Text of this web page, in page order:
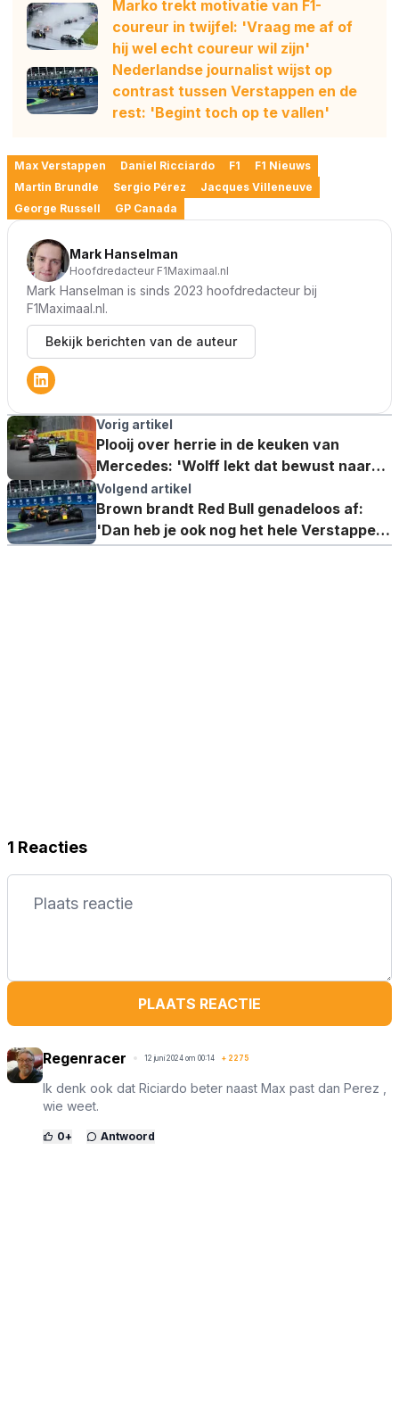
Marko trekt motivatie van F1-
coureur in twijfel: 'Vraag me af of
hij wel echt coureur wil zijn'
Nederlandse journalist wijst op
contrast tussen Verstappen en de
rest: 'Begint toch op te vallen'
Max Verstappen Daniel Ricciardo F1
F1 Nieuws
Martin Brundle
Sergio Pérez
Jacques Villeneuve
George Russell
GP Canada
Mark Hanselman
Hoofdredacteur F1Maximaal.nl
Mark Hanselman is sinds 2023 hoofdredacteur bij
F1Maximaal.nl.
Bekijk berichten van de auteur
Vorig artikel
Plooij over herrie in de keuken van
Mercedes: 'Wolff lekt dat bewust naar
de pers'
Volgend artikel
Brown brandt Red Bull genadeloos af:
'Dan heb je ook nog het hele Verstappen-
drama'
1 Reacties
PLAATS REACTIE
Regenracer 12 juni 2024 om 00:14 + 2275
Ik denk ook dat Riciardo beter naast Max past dan Perez ,
wie weet.
0+ Antwoord